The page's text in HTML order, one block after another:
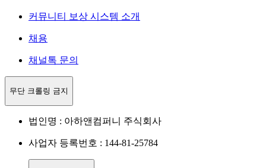
커뮤니티 보상 시스템 소개
채용
채널톡 문의
무단 크롤링 금지
법인명 : 아하앤컴퍼니 주식회사
사업자 등록번호 : 144-81-25784